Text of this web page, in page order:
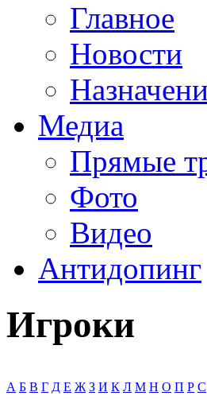
Главное
Новости
Медиа
Прямые
Фото
Видео
Антидопинг
Игроки
А Б В Г Д Е Ж З И К Л М Н О П Р С